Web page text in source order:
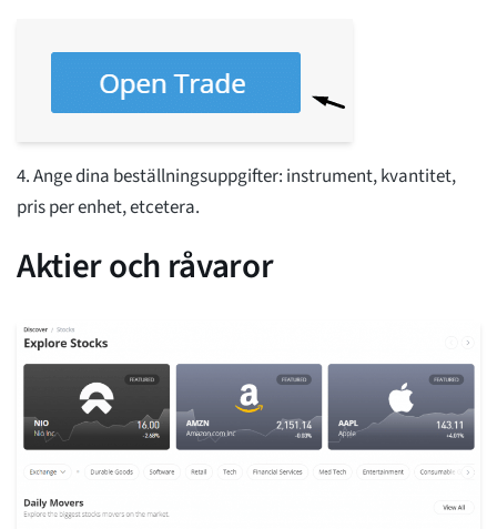
4. Ange dina beställningsuppgifter: instrument, kvantitet,
pris per enhet, etcetera.
Aktier och råvaror